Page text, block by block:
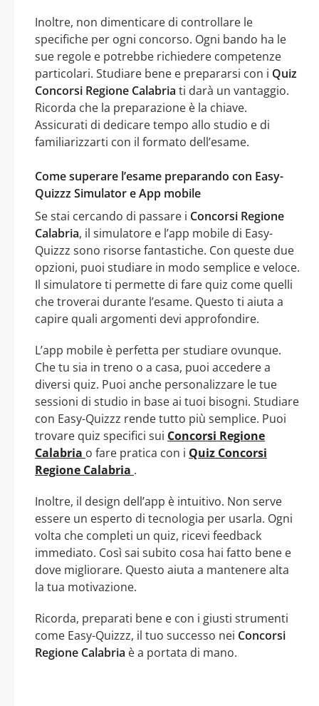
Inoltre, non dimenticare di controllare le
specifiche per ogni concorso. Ogni bando ha le
sue regole e potrebbe richiedere competenze
particolari. Studiare bene e prepararsi con i Quiz
Concorsi Regione Calabria ti darà un vantaggio.
Ricorda che la preparazione è la chiave.
Assicurati di dedicare tempo allo studio e di
familiarizzarti con il formato dell’esame.
Come superare l’esame preparando con Easy-
Quizzz Simulator e App mobile
Se stai cercando di passare i Concorsi Regione
Calabria, il simulatore e l’app mobile di Easy-
Quizzz sono risorse fantastiche. Con queste due
opzioni, puoi studiare in modo semplice e veloce.
Il simulatore ti permette di fare quiz come quelli
che troverai durante l’esame. Questo ti aiuta a
capire quali argomenti devi approfondire.
L’app mobile è perfetta per studiare ovunque.
Che tu sia in treno o a casa, puoi accedere a
diversi quiz. Puoi anche personalizzare le tue
sessioni di studio in base ai tuoi bisogni. Studiare
con Easy-Quizzz rende tutto più semplice. Puoi
trovare quiz specifici sui Concorsi Regione
Calabria o fare pratica con i Quiz Concorsi
Regione Calabria .
Inoltre, il design dell’app è intuitivo. Non serve
essere un esperto di tecnologia per usarla. Ogni
volta che completi un quiz, ricevi feedback
immediato. Così sai subito cosa hai fatto bene e
dove migliorare. Questo aiuta a mantenere alta
la tua motivazione.
Ricorda, preparati bene e con i giusti strumenti
come Easy-Quizzz, il tuo successo nei Concorsi
Regione Calabria è a portata di mano.